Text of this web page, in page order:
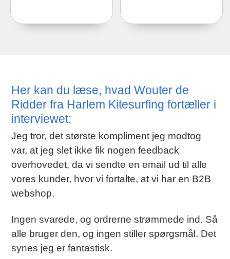
Her kan du læse, hvad Wouter de
Ridder fra Harlem Kitesurfing fortæller i
interviewet:
Jeg tror, det største kompliment jeg modtog
var, at jeg slet ikke fik nogen feedback
overhovedet, da vi sendte en email ud til alle
vores kunder, hvor vi fortalte, at vi har en B2B
webshop.
Ingen svarede, og ordrerne strømmede ind. Så
alle bruger den, og ingen stiller spørgsmål. Det
synes jeg er fantastisk.